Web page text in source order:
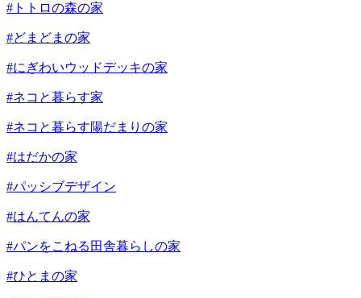
#トトロの森の家
#どまどまの家
#にぎわいウッドデッキの家
#ネコと暮らす家
#ネコと暮らす陽だまりの家
#はだかの家
#パッシブデザイン
#はんてんの家
#パンをこねる田舎暮らしの家
#ひとまの家